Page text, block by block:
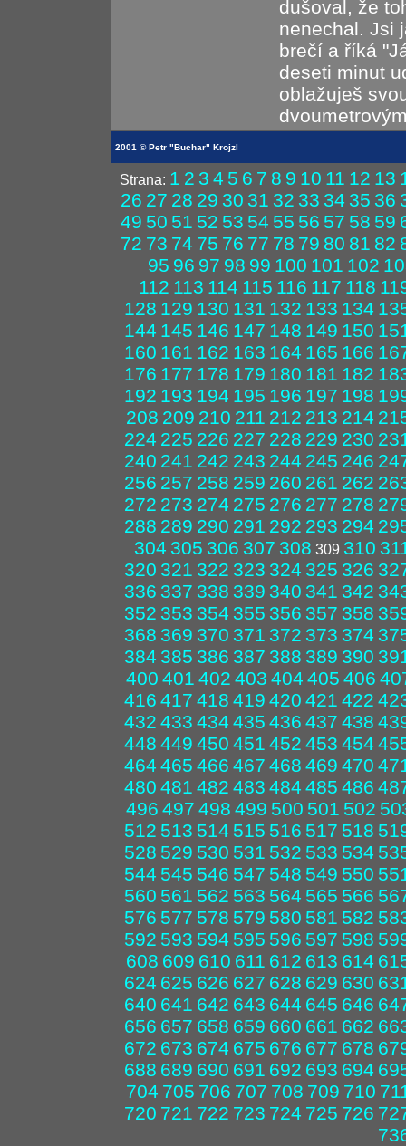
dušoval, že
nenechal. Jsi
brečí a říká
deseti minut
oblažuješ
2001 © Petr "Buchar" Krojzl
Strana: 1 2 3 4 5 6 7 8 9 10 11 12 13
26 27 28 29 30 31 32 33 34 35 36
49 50 51 52 53 54 55 56 57 58 59
72 73 74 75 76 77 78 79 80 81 82
95 96 97 98 99 100 101 102
112 113 114 115 116 117 118
128 129 130 131 132 133 134
144 145 146 147 148 149 150
160 161 162 163 164 165 166
176 177 178 179 180 181 182
192 193 194 195 196 197 198
208 209 210 211 212 213 214
224 225 226 227 228 229 230
240 241 242 243 244 245 246
256 257 258 259 260 261 262
272 273 274 275 276 277 278
288 289 290 291 292 293 294
304 305 306 307 308 309 310
320 321 322 323 324 325 326
336 337 338 339 340 341 342
352 353 354 355 356 357 358
368 369 370 371 372 373 374
384 385 386 387 388 389 390
400 401 402 403 404 405 406
416 417 418 419 420 421 422
432 433 434 435 436 437 438
448 449 450 451 452 453 454
464 465 466 467 468 469 470
480 481 482 483 484 485 486
496 497 498 499 500 501 502
512 513 514 515 516 517 518
528 529 530 531 532 533 534
544 545 546 547 548 549 550
560 561 562 563 564 565 566
576 577 578 579 580 581 582
592 593 594 595 596 597 598
608 609 610 611 612 613 614
624 625 626 627 628 629 630
640 641 642 643 644 645 646
656 657 658 659 660 661 662
672 673 674 675 676 677 678
688 689 690 691 692 693 694
704 705 706 707 708 709 710
720 721 722 723 724 725 726